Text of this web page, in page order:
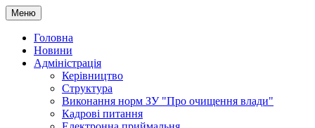
Меню
Головна
Новини
Адміністрація
Керівництво
Структура
Виконання норм ЗУ "Про очищення влади"
Кадрові питання